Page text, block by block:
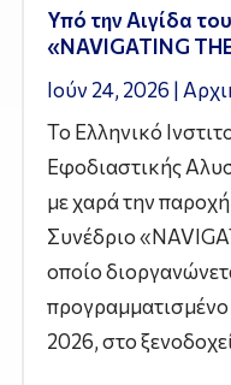
Υπό την Αιγίδα
«NAVIGATING
Ιούν 24, 2026 |
Το Ελληνικό
Εφοδιαστικής
με χαρά την
Συνέδριο
οποίο
προγραμματισμένο
2026, στο